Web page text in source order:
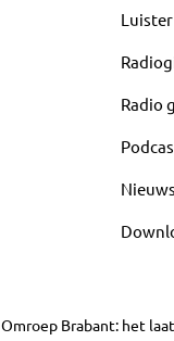
Radio
Omroep Brabant: het